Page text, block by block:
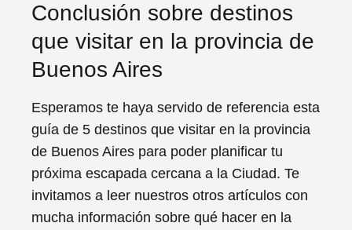
Conclusión sobre destinos
que visitar en la provincia de
Buenos Aires
Esperamos te haya servido de referencia esta
guía de 5 destinos que visitar en la provincia
de Buenos Aires para poder planificar tu
próxima escapada cercana a la Ciudad. Te
invitamos a leer nuestros otros artículos con
mucha información sobre qué hacer en la